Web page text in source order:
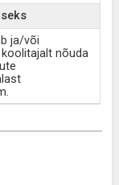
ja/või
nõuda